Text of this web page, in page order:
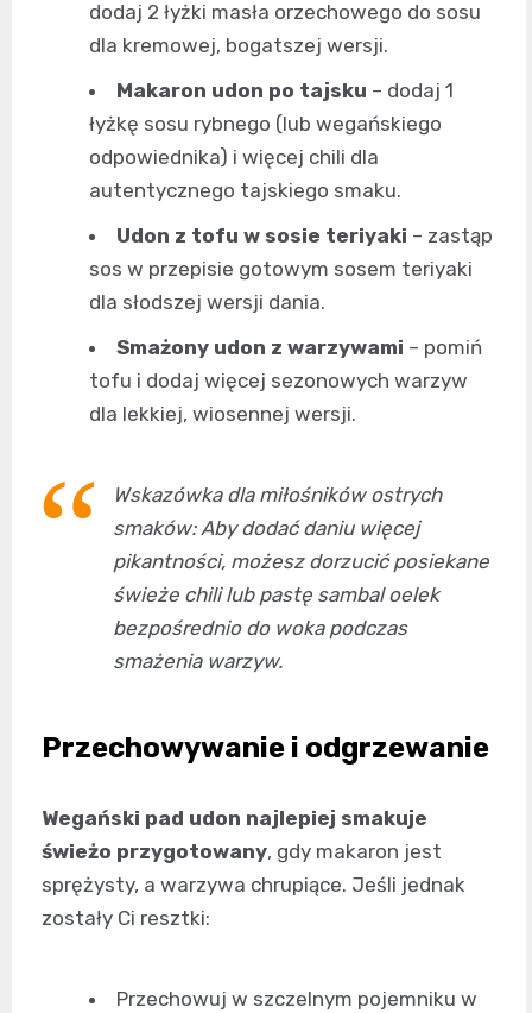
dodaj 2 łyżki masła orzechowego do sosu
dla kremowej, bogatszej wersji.
Makaron udon po tajsku – dodaj 1
łyżkę sosu rybnego (lub wegańskiego
odpowiednika) i więcej chili dla
autentycznego tajskiego smaku.
Udon z tofu w sosie teriyaki – zastąp
sos w przepisie gotowym sosem teriyaki
dla słodszej wersji dania.
Smażony udon z warzywami – pomiń
tofu i dodaj więcej sezonowych warzyw
dla lekkiej, wiosennej wersji.
Wskazówka dla miłośników ostrych
smaków: Aby dodać daniu więcej
pikantności, możesz dorzucić posiekane
świeże chili lub pastę sambal oelek
bezpośrednio do woka podczas
smażenia warzyw.
Przechowywanie i odgrzewanie
Wegański pad udon najlepiej smakuje
świeżo przygotowany, gdy makaron jest
sprężysty, a warzywa chrupiące. Jeśli jednak
zostały Ci resztki:
Przechowuj w szczelnym pojemniku w